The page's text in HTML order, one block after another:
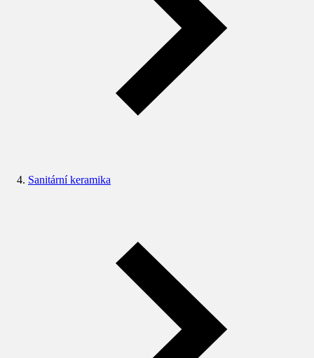
Sanitární keramika